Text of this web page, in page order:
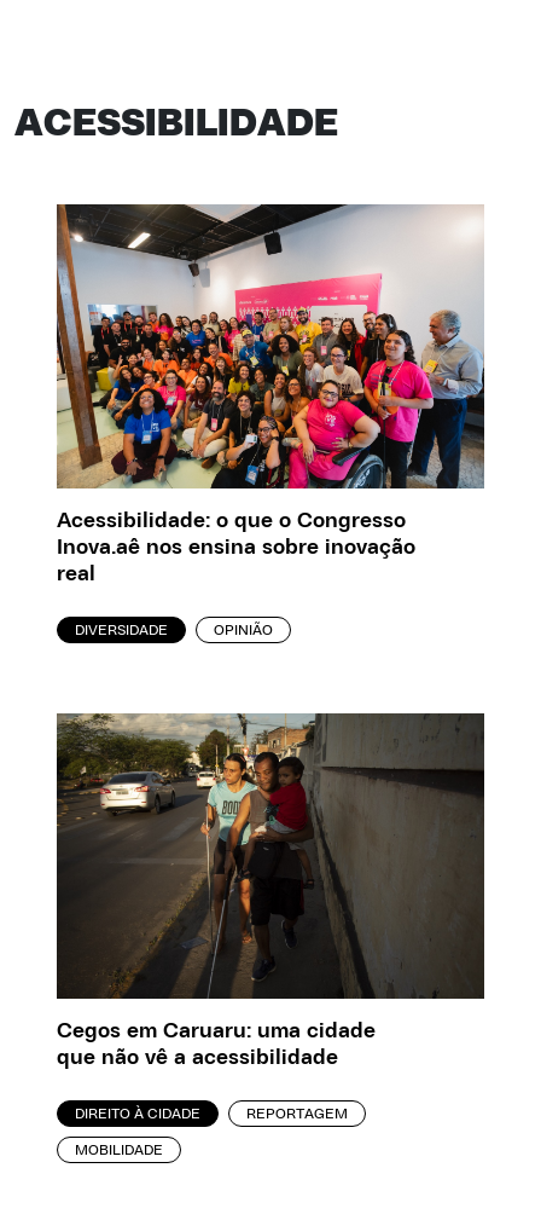
ACESSIBILIDADE
Acessibilidade: o que o Congresso
Inova.aê nos ensina sobre inovação
real
DIVERSIDADE OPINIÃO
Cegos em Caruaru: uma cidade
que não vê a acessibilidade
DIREITO À CIDADE REPORTAGEM
MOBILIDADE